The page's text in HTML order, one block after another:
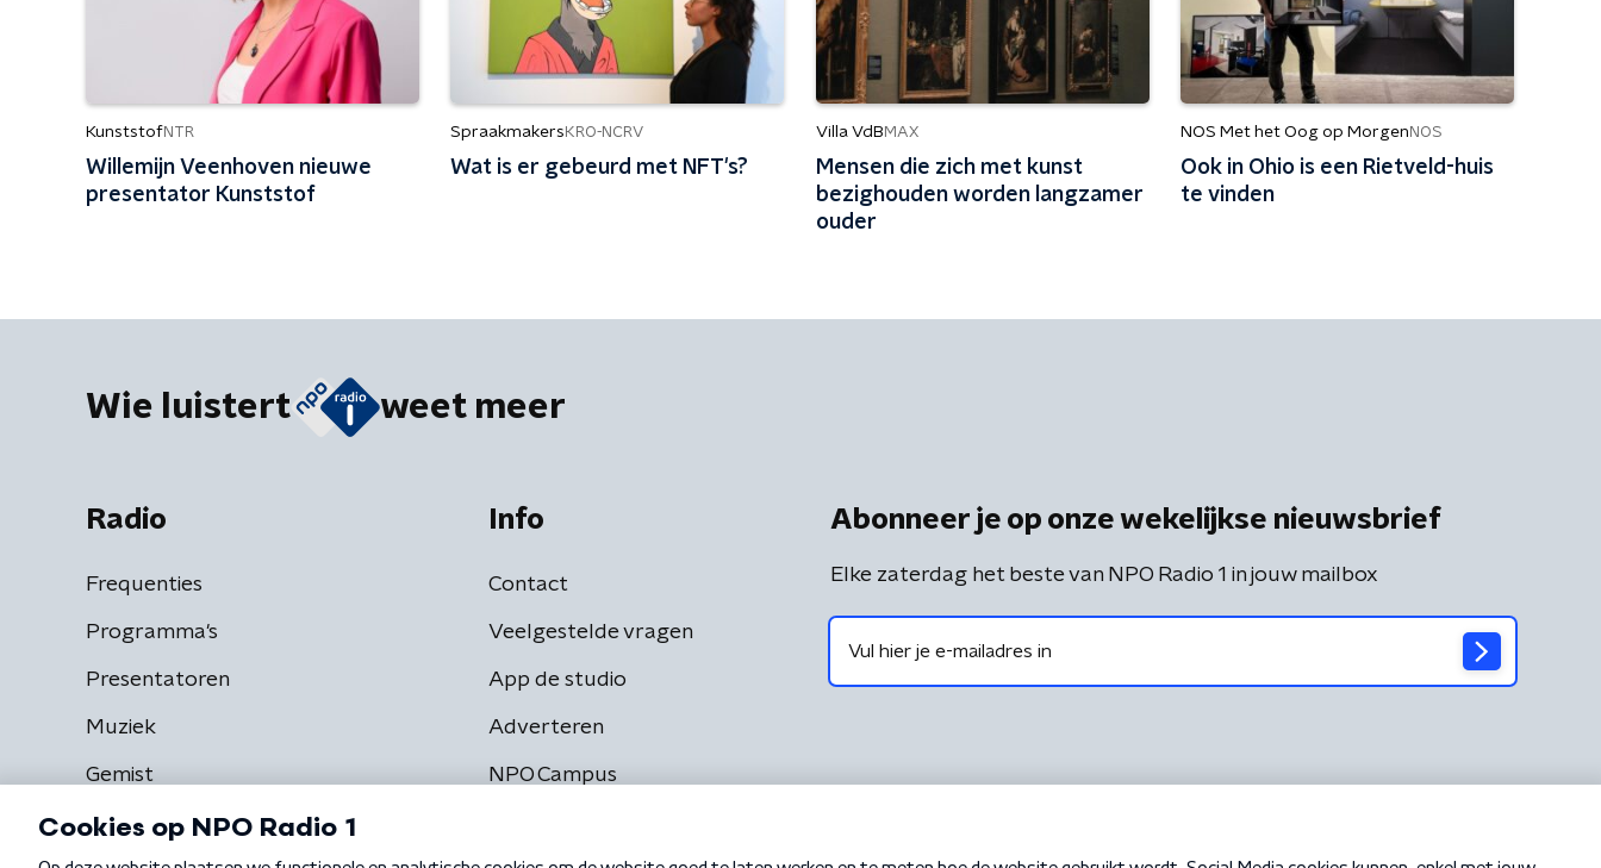
KunststofNTR
Willemijn Veenhoven nieuwe
presentator Kunststof
Spraakmakers KRO-NCRV
Wat is er gebeurd met NFT's?
Villa VdB MAX
Mensen die zich met kunst
bezighouden worden langzamer
ouder
NOS Met het Oog op Morgen NOS
Ook in Ohio is een Rietveld-huis
te vinden
Wie luistert weet meer
Radio
Frequenties
Programma's
Presentatoren
Muziek
Gemist
Info
Contact
Veelgestelde vragen
App de studio
Adverteren
NPO Campus
Abonneer je op onze wekelijkse nieuwsbrief
Elke zaterdag het beste van NPO Radio 1 in jouw mailbox